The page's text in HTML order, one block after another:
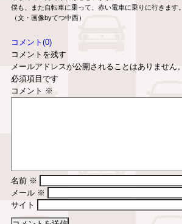
僕も、また自転車に乗って、赤い電車に乗りに行きます。
（文・画像byてつ中西）
コメント(0)
コメントを残す
メールアドレスが公開されることはありません。
必須項目です
コメント ※
名前 ※
メール ※
サイト